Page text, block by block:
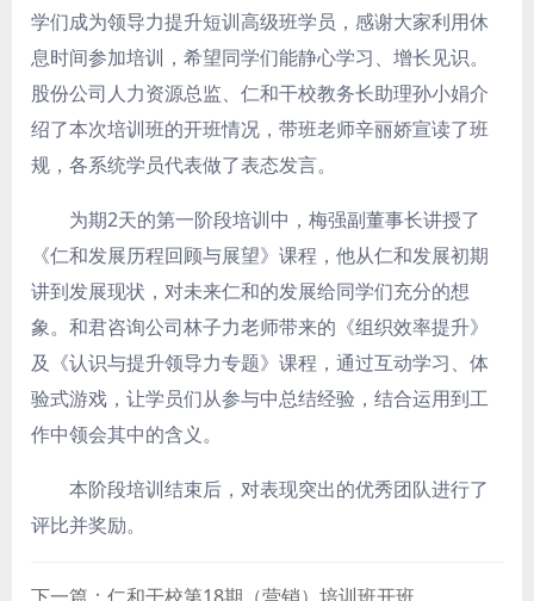
学们成为领导力提升短训高级班学员，感谢大家利用休
息时间参加培训，希望同学们能静心学习、增长见识。
股份公司人力资源总监、仁和干校教务长助理孙小娟介
绍了本次培训班的开班情况，带班老师辛丽娇宣读了班
规，各系统学员代表做了表态发言。
为期2天的第一阶段培训中，梅强副董事长讲授了
《仁和发展历程回顾与展望》课程，他从仁和发展初期
讲到发展现状，对未来仁和的发展给同学们充分的想
象。和君咨询公司林子力老师带来的《组织效率提升》
及《认识与提升领导力专题》课程，通过互动学习、体
验式游戏，让学员们从参与中总结经验，结合运用到工
作中领会其中的含义。
本阶段培训结束后，对表现突出的优秀团队进行了
评比并奖励。
下一篇：仁和干校第18期（营销）培训班开班